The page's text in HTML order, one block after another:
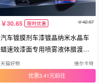
30.65 限时优惠 42.67
汽车镀膜剂车漆镀晶纳米水晶车
蜡速效漆面专用喷雾液体腊渡膜
养护
天猫好物 维尔卡特
优惠3.41元